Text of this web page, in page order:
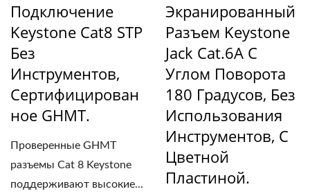
Подключение
Keystone Cat8 STP
Без
Инструментов,
Сертифицирован
Ное GHMT.
Проверенные GHMT
разъемы Cat 8 Keystone
поддерживают высокие...
Экранированный
Разъем Keystone
Jack Cat.6A С
Углом Поворота
180 Градусов, Без
Использования
Инструментов, С
Цветной
Пластиной.